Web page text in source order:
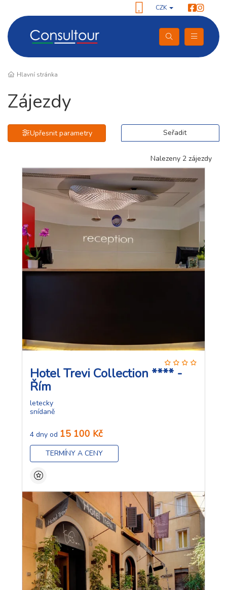
CZK
Hlavní stránka
Zájezdy
Upřesnit parametry Seřadit
Nalezeny 2 zájezdy
Hotel Trevi Collection **** -
Řím
letecky
snídaně
4 dny od 15 100 Kč
TERMÍNY A CENY